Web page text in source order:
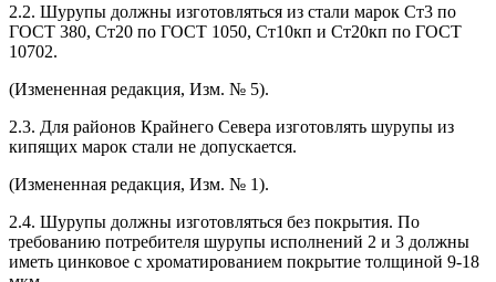
2.2. Шурупы должны изготовляться из стали марок Ст3 по
ГОСТ 380, Ст20 по ГОСТ 1050, Ст10кп и Ст20кп по ГОСТ
10702.
(Измененная редакция, Изм. № 5).
2.3. Для районов Крайнего Севера изготовлять шурупы из
кипящих марок стали не допускается.
(Измененная редакция, Изм. № 1).
2.4. Шурупы должны изготовляться без покрытия. По
требованию потребителя шурупы исполнений 2 и 3 должны
иметь цинковое с хроматированием покрытие толщиной 9-18